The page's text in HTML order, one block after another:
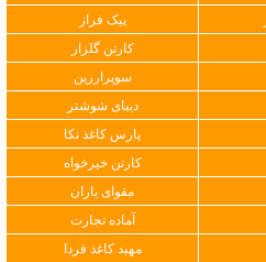
پیک فراز
کارتن گلزار
سوپرارزین
دیبای شوشتر
پارس کاغذ نکا
کارتن خیرخواه
مقوای یاران
آماده تجارت
مهبد کاغذ فردا